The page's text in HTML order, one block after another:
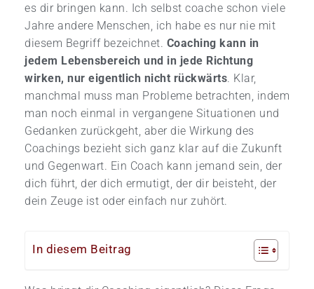
es dir bringen kann. Ich selbst coache schon viele
Jahre andere Menschen, ich habe es nur nie mit
diesem Begriff bezeichnet. Coaching kann in
jedem Lebensbereich und in jede Richtung
wirken, nur eigentlich nicht rückwärts. Klar,
manchmal muss man Probleme betrachten, indem
man noch einmal in vergangene Situationen und
Gedanken zurückgeht, aber die Wirkung des
Coachings bezieht sich ganz klar auf die Zukunft
und Gegenwart. Ein Coach kann jemand sein, der
dich führt, der dich ermutigt, der dir beisteht, der
dein Zeuge ist oder einfach nur zuhört.
In diesem Beitrag